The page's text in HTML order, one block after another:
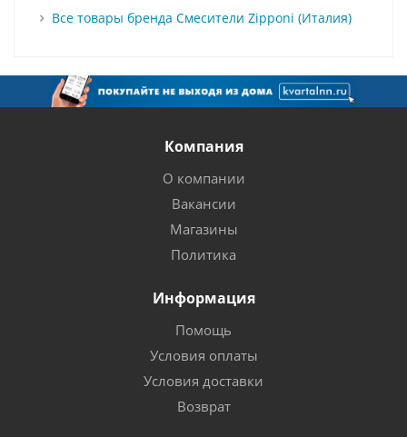
Все товары бренда Смесители Zipponi (Италия)
Компания
О компании
Вакансии
Магазины
Политика
Информация
Помощь
Условия оплаты
Условия доставки
Возврат